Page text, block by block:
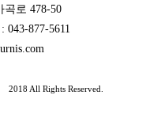
곡로 478-50
877-5611
All Rights Reserved.